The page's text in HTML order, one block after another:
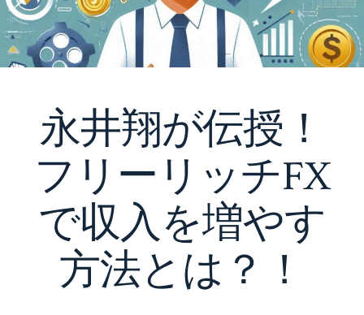
キ
ッ
プ
永井翔が伝授！
フリーリッチFX
で収入を増やす
方法とは？！